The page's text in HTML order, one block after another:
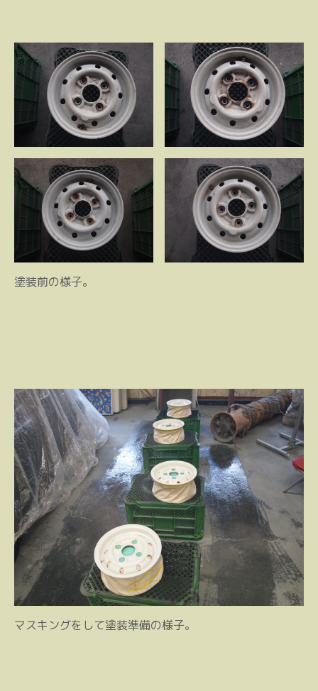
塗装前の様子。
マスキングをして塗装準備の様子。